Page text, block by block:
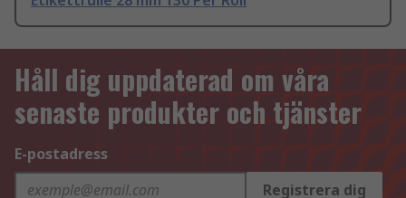
Håll dig uppdaterad om våra
senaste produkter och tjänster
E-postadress
Registrera dig